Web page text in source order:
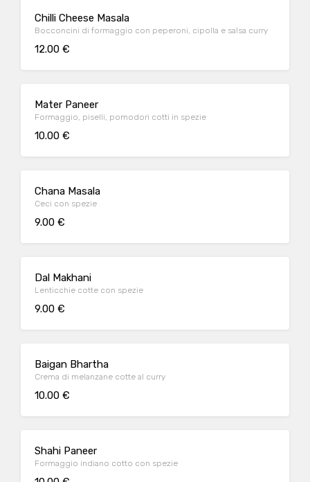
Chilli Cheese Masala
Bocconcini di formaggio con peperoni, cipolla e salsa curry
12.00 €
Mater Paneer
Formaggio, piselli, pomodori cotti in spezie
10.00 €
Chana Masala
Ceci con spezie
9.00 €
Dal Makhani
Lenticchie cotte con spezie
9.00 €
Baigan Bhartha
Crema di melanzane cotte al curry
10.00 €
Shahi Paneer
Formaggio indiano cotto con spezie